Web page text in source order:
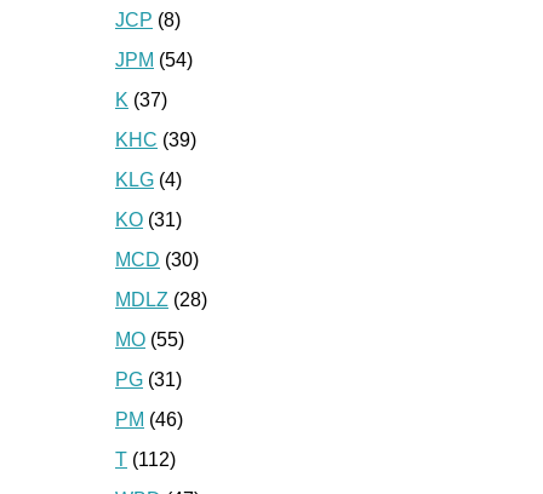
JCP (8)
JPM (54)
K (37)
KHC (39)
KLG (4)
KO (31)
MCD (30)
MDLZ (28)
MO (55)
PG (31)
PM (46)
T (112)